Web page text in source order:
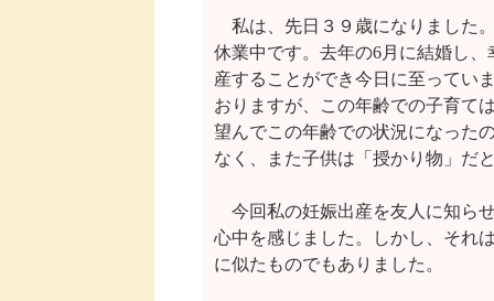
私は、先日３９歳になりました
休業中です。去年の6月に結婚し
産することができ今日に至ってい
おりますが、この年齢での子育て
望んでこの年齢での状況になった
なく、また子供は「授かり物」だ
今回私の妊娠出産を友人に知ら
心中を感じました。しかし、それ
に似たものでもありました。